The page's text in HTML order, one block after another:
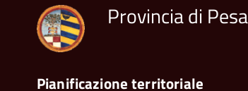
Provincia di
Pianificazione territoriale